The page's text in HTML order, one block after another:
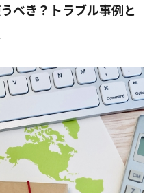
べき？トラブル事例と